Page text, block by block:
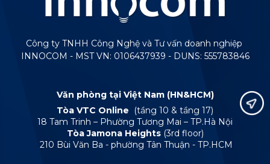
Công ty TNHH Công Nghệ và Tư vấn doanh nghiệp
INNOCOM - MST VN: 0106437939 - DUNS: 555783846
Văn phòng tại Việt Nam (HN&HCM)
Tòa VTC Online
(tầng 10 & tầng 17)
18 Tam Trinh – Phường Tương Mai – TP.Hà Nội
Tòa Jamona Heights (3rd floor)
210 Bùi Văn Ba - phường Tân Thuận - TP.HCM